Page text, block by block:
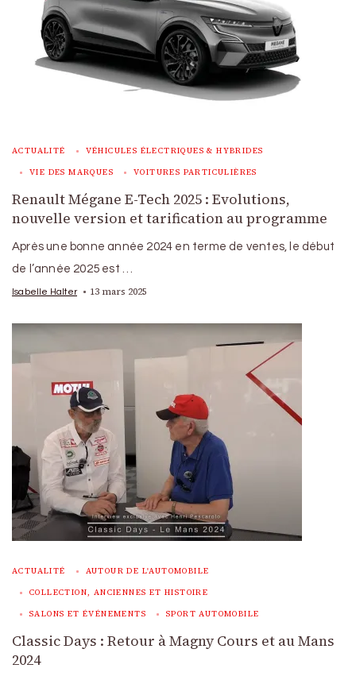
ACTUALITÉ VÉHICULES ÉLECTRIQUES & HYBRIDES
VIE DES MARQUES VOITURES PARTICULIÈRES
Renault Mégane E-Tech 2025 : Evolutions,
nouvelle version et tarification au programme
Après une bonne année 2024 en terme de ventes, le début
de l’année 2025 est …
Isabelle Halter 13 mars 2025
ACTUALITÉ AUTOUR DE L'AUTOMOBILE
COLLECTION, ANCIENNES ET HISTOIRE
SALONS ET ÉVÉNEMENTS SPORT AUTOMOBILE
Classic Days : Retour à Magny Cours et au Mans
2024